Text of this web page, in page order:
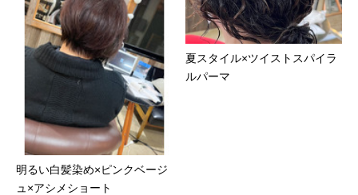
明るい白髪染め×ピンクベージ
ュ×アシメショート
夏スタイル×ツイストスパイラ
ルパーマ